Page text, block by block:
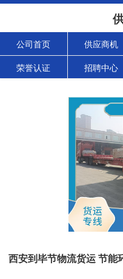
公司首页 供应商机
荣誉认证 招聘中心
西安到毕节物流货运 节能